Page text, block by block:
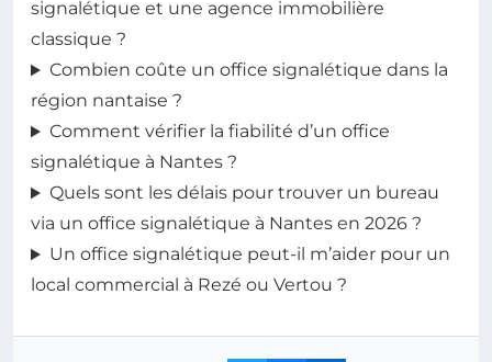
signalétique et une agence immobilière
classique ?
Combien coûte un office signalétique dans la
région nantaise ?
Comment vérifier la fiabilité d’un office
signalétique à Nantes ?
Quels sont les délais pour trouver un bureau
via un office signalétique à Nantes en 2026 ?
Un office signalétique peut-il m’aider pour un
local commercial à Rezé ou Vertou ?